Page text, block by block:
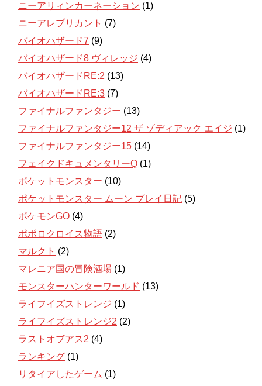
ニーアリィンカーネーション (1)
ニーアレプリカント (7)
バイオハザード7 (9)
バイオハザード8 ヴィレッジ (4)
バイオハザードRE:2 (13)
バイオハザードRE:3 (7)
ファイナルファンタジー (13)
ファイナルファンタジー12 ザ ゾディアック エイジ (1)
ファイナルファンタジー15 (14)
フェイクドキュメンタリーQ (1)
ポケットモンスター (10)
ポケットモンスター ムーン プレイ日記 (5)
ポケモンGO (4)
ポポロクロイス物語 (2)
マルクト (2)
マレニア国の冒険酒場 (1)
モンスターハンターワールド (13)
ライフイズストレンジ (1)
ライフイズストレンジ2 (2)
ラストオブアス2 (4)
ランキング (1)
リタイアしたゲーム (1)